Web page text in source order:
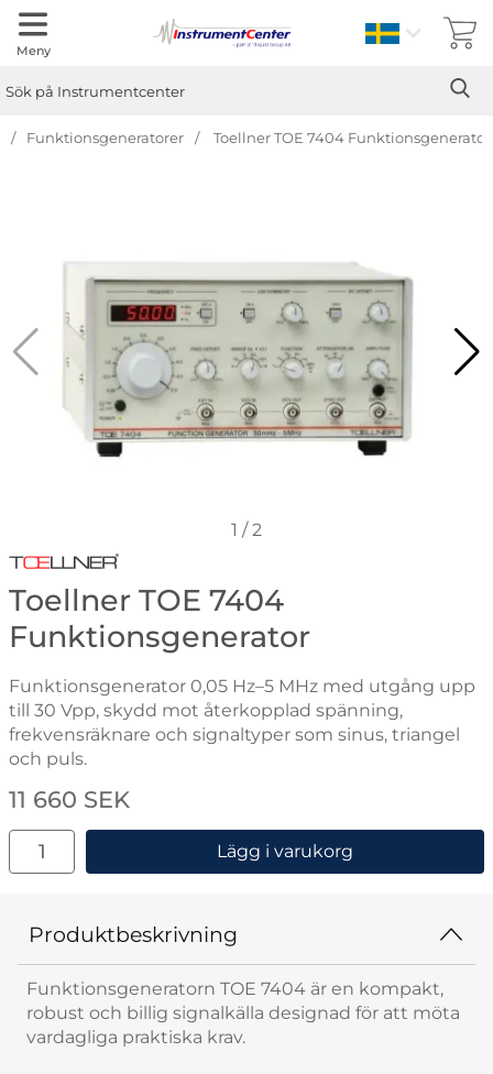
Meny Sverige
Funktionsgeneratorer Toellner TOE 7404 Funktionsgenerator
1 /2
Gå till varumärkessidan för Toellner Electronic
Toellner TOE 7404
Funktionsgenerator
Funktionsgenerator 0,05 Hz–5 MHz med utgång upp
till 30 Vpp, skydd mot återkopplad spänning,
frekvensräknare och signaltyper som sinus, triangel
och puls.
Handla denna produkt Toellner TOE 7404
pris
11 660 SEK
antal
Lägg i varukorg
Produktbeskrivning
Funktionsgeneratorn TOE 7404 är en kompakt,
robust och billig signalkälla designad för att möta
vardagliga praktiska krav.